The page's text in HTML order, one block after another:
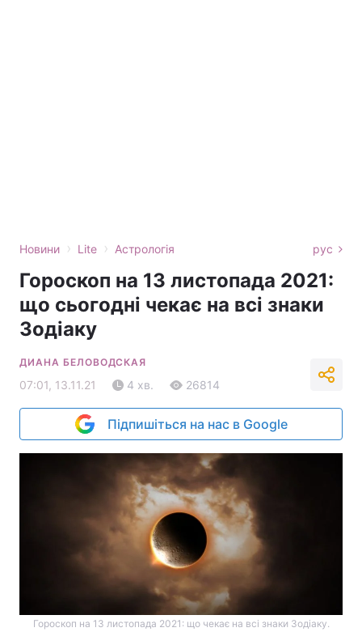
Новини › Lite › Астрологія рус
Гороскоп на 13 листопада 2021:
що сьогодні чекає на всі знаки
Зодіаку
ДИАНА БЕЛОВОДСКАЯ
07:01, 13.11.21 4 хв. 26814
Підпишіться на нас в Google
Гороскоп на 13 листопада 2021: що чекає на всі знаки Зодіаку.